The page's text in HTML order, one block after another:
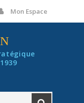
Mon Espace